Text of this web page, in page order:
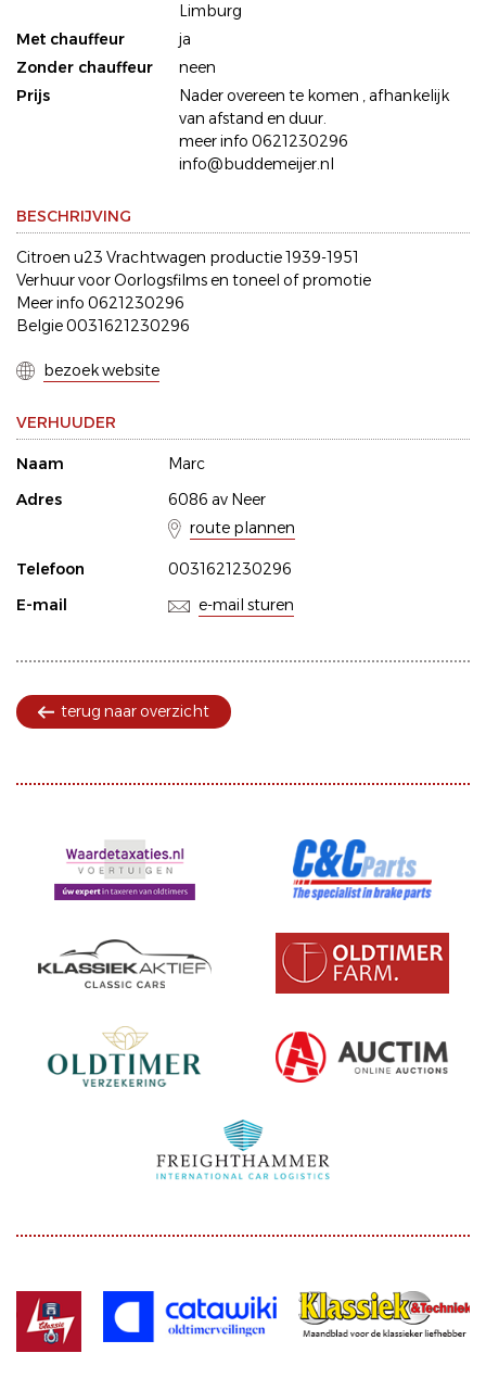
Limburg
Met chauffeur
ja
Zonder chauffeur
neen
Prijs
Nader overeen te komen , afhankelijk
van afstand en duur.
meer info 0621230296
info@buddemeijer.nl
BESCHRIJVING
Citroen u23 Vrachtwagen productie 1939-1951
Verhuur voor Oorlogsfilms en toneel of promotie
Meer info 0621230296
Belgie 0031621230296
bezoek website
VERHUUDER
Naam
Marc
Adres
6086 av Neer
route plannen
Telefoon
0031621230296
E-mail
e-mail sturen
terug naar overzicht